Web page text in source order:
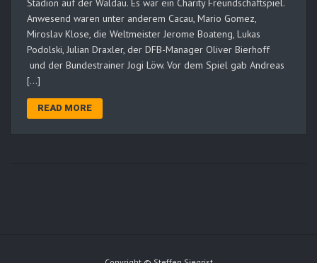
Stadion auf der Waldau. Es war ein Charity Freundschaftspiel.
Anwesend waren unter anderem Cacau, Mario Gomez,
Miroslav Klose, die Weltmeister Jerome Boateng, Lukas
Podolski, Julian Draxler, der DFB-Manager Oliver Bierhoff
und der Bundestrainer Jogi Löw. Vor dem Spiel gab Andreas
[…]
READ MORE